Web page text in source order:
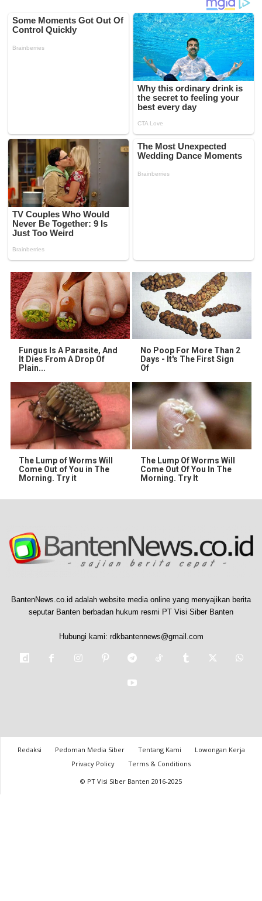
Fungus Is A Parasite, And
It Dies From A Drop Of
Plain...
No Poop For More Than 2
Days - It's The First Sign
Of
The Lump of Worms Will
Come Out of You in The
Morning. Try it
The Lump Of Worms Will
Come Out Of You In The
Morning. Try It
BantenNews.co.id adalah website media online yang menyajikan berita
seputar Banten berbadan hukum resmi PT Visi Siber Banten
Hubungi kami: rdkbantennews@gmail.com
Redaksi Pedoman Media Siber Tentang Kami
Lowongan Kerja
Privacy Policy
Terms & Conditions
© PT Visi Siber Banten 2016-2025